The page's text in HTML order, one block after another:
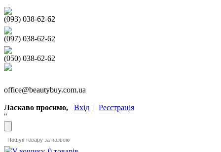
(093) 038-62-62
(097) 038-62-62
(050) 038-62-62
office@beautybuy.com.ua
Ласкаво просимо, Вхід | Реєстрація
"